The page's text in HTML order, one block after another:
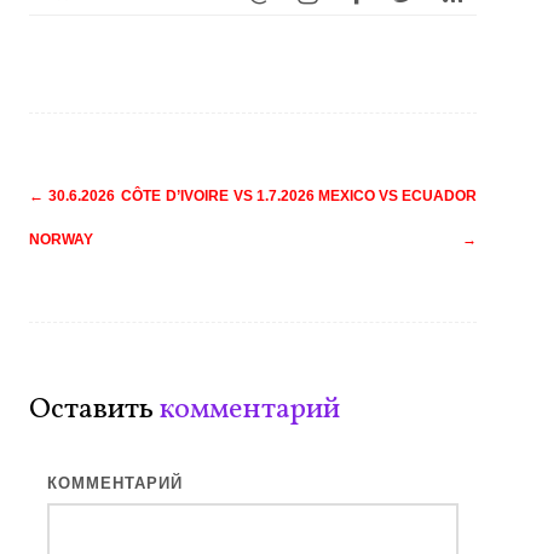
Навигация
← 30.6.2026 CÔTE D’IVOIRE VS
NORWAY
1.7.2026 MEXICO VS ECUADOR
→
Оставитькомментарий
КОММЕНТАРИЙ